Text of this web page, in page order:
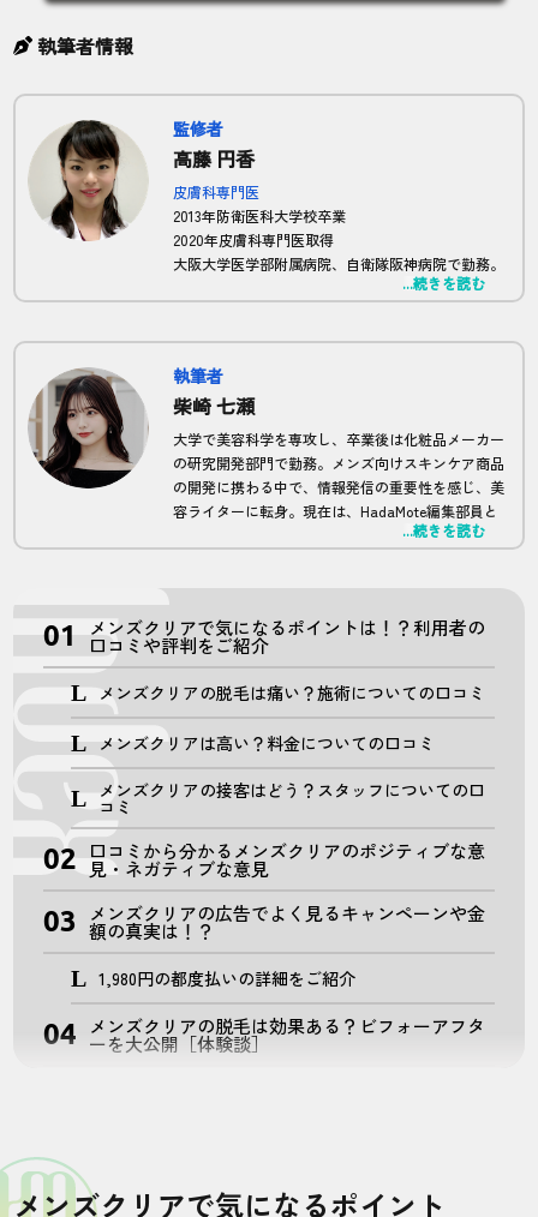
執筆者情報
監修者
高藤 円香
皮膚科専門医
2013年防衛医科大学校卒業
2020年皮膚科専門医取得
大阪大学医学部附属病院、自衛隊阪神病院で勤務。
現在は正しい脱毛の知識を広めるため、HadaMote
...続きを読む
執筆者
柴崎 七瀬
大学で美容科学を専攻し、卒業後は化粧品メーカー
の研究開発部門で勤務。メンズ向けスキンケア商品
の開発に携わる中で、情報発信の重要性を感じ、美
容ライターに転身。現在は、HadaMote編集部員と
して、科学的根拠に基づいたメンズ脱毛に関する記
...続きを読む
メンズクリアで気になるポイントは！？利用者の
口コミや評判をご紹介
メンズクリアの脱毛は痛い？施術についての口コミ
メンズクリアは高い？料金についての口コミ
メンズクリアの接客はどう？スタッフについての口
コミ
口コミから分かるメンズクリアのポジティブな意
見・ネガティブな意見
メンズクリアの広告でよく見るキャンペーンや金
額の真実は！？
1,980円の都度払いの詳細をご紹介
メンズクリアの脱毛は効果ある？ビフォーアフタ
ーを大公開［体験談］
メンズクリアで気になるポイント